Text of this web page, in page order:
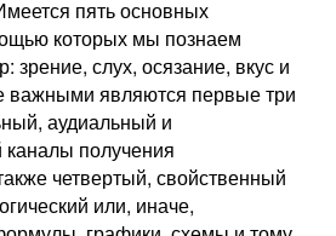
пять основных
которых мы познаем
слух, осязание, вкус и
важными являются первые три
аудиальный и
каналы получения
четвертый, свойственный
или, иначе,